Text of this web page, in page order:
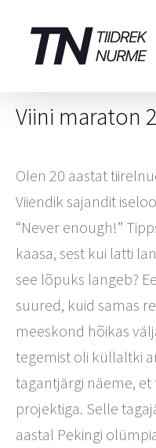
content
Viini maraton
Olen 20 aastat
Viiendik sajandit
“Never enough!”
kaasa, sest kui latti
see lõpuks langeb?
suured, kuid samas
meeskond hõikas
tegemist oli küllaltki
tagantjärgi näeme,
projektiga. Selle
aastal Pekingi